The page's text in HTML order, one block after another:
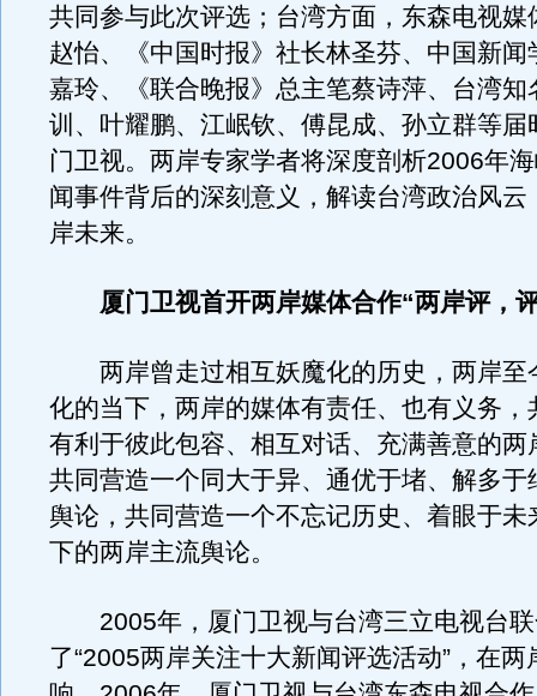
共同参与此次评选；台湾方面，东森电视媒
赵怡、《中国时报》社长林圣芬、中国新闻
嘉玲、《联合晚报》总主笔蔡诗萍、台湾知
训、叶耀鹏、江岷钦、傅昆成、孙立群等届
门卫视。两岸专家学者将深度剖析2006年
闻事件背后的深刻意义，解读台湾政治风云
岸未来。
厦门卫视首开两岸媒体合作“两岸评，
两岸曾走过相互妖魔化的历史，两岸至
化的当下，两岸的媒体有责任、也有义务，
有利于彼此包容、相互对话、充满善意的两
共同营造一个同大于异、通优于堵、解多于
舆论，共同营造一个不忘记历史、着眼于未
下的两岸主流舆论。
2005年，厦门卫视与台湾三立电视台联
了“2005两岸关注十大新闻评选活动”，在两